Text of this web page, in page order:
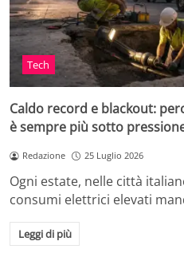
Tech
Caldo record e blackout:
è sempre più sotto
Redazione 25 Luglio 2026
Ogni estate, nelle città
consumi elettrici elevati
Leggi di più